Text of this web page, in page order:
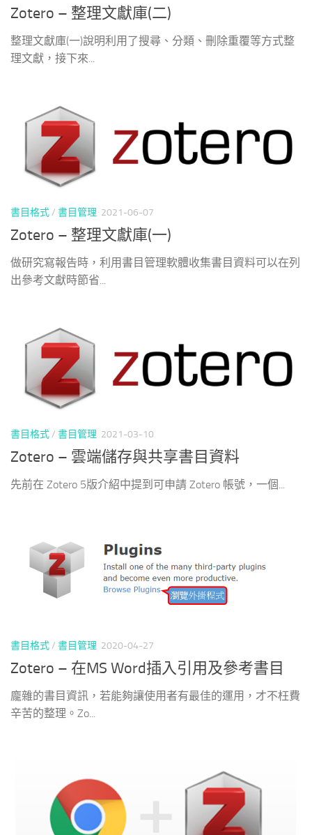
Zotero – 整理文獻庫(二)
整理文獻庫(一)說明利用了搜尋、分類、刪除重覆等方式整
理文獻，接下來...
書目格式/ 書目管理 2021-06-07
Zotero – 整理文獻庫(一)
做研究寫報告時，利用書目管理軟體收集書目資料可以在列
出參考文獻時節省...
書目格式/ 書目管理 2021-03-10
Zotero – 雲端儲存與共享書目資料
先前在 Zotero 5版介紹中提到可申請 Zotero 帳號，一個...
書目格式/ 書目管理 2020-04-27
Zotero – 在MS Word插入引用及參考書目
龐雜的書目資訊，若能夠讓使用者有最佳的運用，才不枉費
辛苦的整理。Zo...